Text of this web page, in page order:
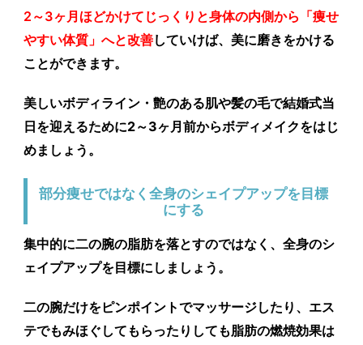
2～3ヶ月ほどかけてじっくりと身体の内側から「痩せ
やすい体質」へと改善していけば、美に磨きをかける
ことができます。
美しいボディライン・艶のある肌や髪の毛で結婚式当
日を迎えるために2～3ヶ月前からボディメイクをはじ
めましょう。
部分痩せではなく全身のシェイプアップを目標
にする
集中的に二の腕の脂肪を落とすのではなく、全身のシ
ェイプアップを目標にしましょう。
二の腕だけをピンポイントでマッサージしたり、エス
テでもみほぐしてもらったりしても脂肪の燃焼効果は